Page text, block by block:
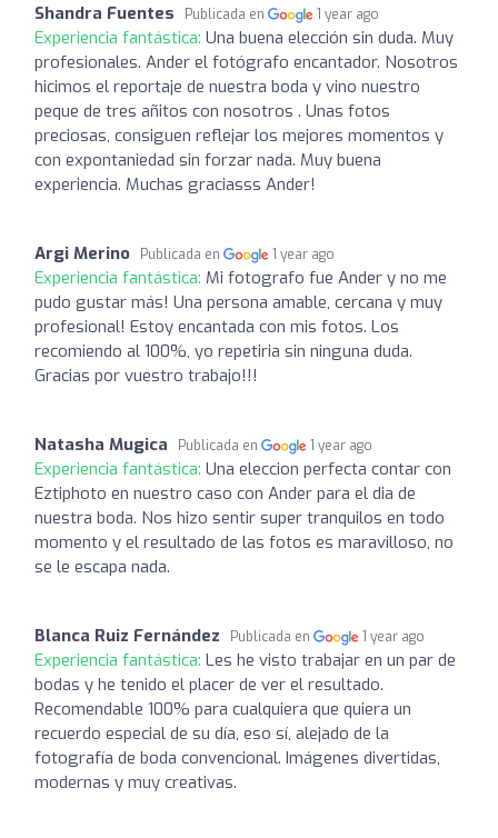
Shandra Fuentes Publicada en 1 year ago
Experiencia fantástica: Una buena elección sin duda. Muy
profesionales. Ander el fotógrafo encantador. Nosotros
hicimos el reportaje de nuestra boda y vino nuestro
peque de tres añitos con nosotros . Unas fotos
preciosas, consiguen reflejar los mejores momentos y
con expontaniedad sin forzar nada. Muy buena
experiencia. Muchas graciasss Ander!
Argi Merino Publicada en 1 year ago
Experiencia fantástica: Mi fotografo fue Ander y no me
pudo gustar más! Una persona amable, cercana y muy
profesional! Estoy encantada con mis fotos. Los
recomiendo al 100%, yo repetiria sin ninguna duda.
Gracias por vuestro trabajo!!!
Natasha Mugica Publicada en 1 year ago
Experiencia fantástica: Una eleccion perfecta contar con
Eztiphoto en nuestro caso con Ander para el dia de
nuestra boda. Nos hizo sentir super tranquilos en todo
momento y el resultado de las fotos es maravilloso, no
se le escapa nada.
Blanca Ruiz Fernández Publicada en 1 year ago
Experiencia fantástica: Les he visto trabajar en un par de
bodas y he tenido el placer de ver el resultado.
Recomendable 100% para cualquiera que quiera un
recuerdo especial de su día, eso sí, alejado de la
fotografía de boda convencional. Imágenes divertidas,
modernas y muy creativas.